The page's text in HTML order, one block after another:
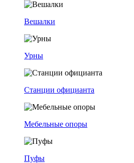
Вешалки
Урны
Станции официанта
Мебельные опоры
Пуфы